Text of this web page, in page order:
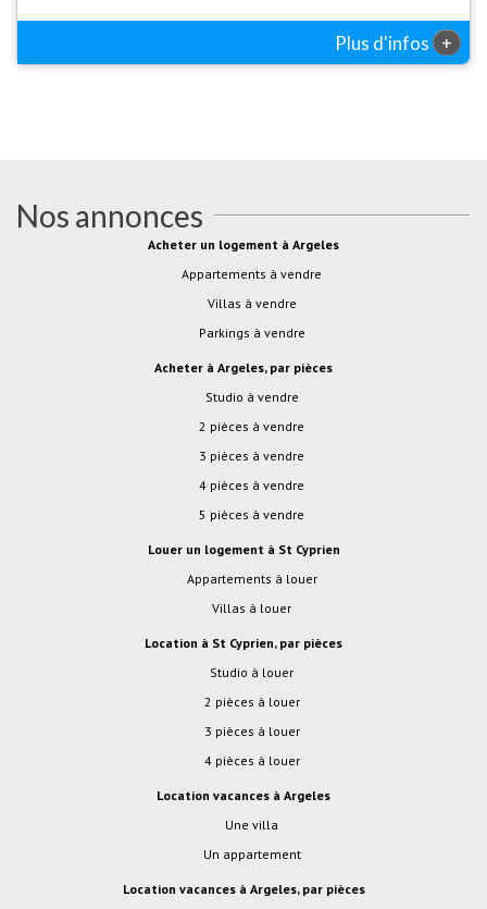
Plus d'infos +
Nos annonces
Acheter un logement à Argeles
Appartements à vendre
Villas à vendre
Parkings à vendre
Acheter à Argeles, par pièces
studio à vendre
2 pièces à vendre
3 pièces à vendre
4 pièces à vendre
5 pièces à vendre
Louer un logement à St Cyprien
Appartements à louer
Villas à louer
Location à St Cyprien, par pièces
studio à louer
2 pièces à louer
3 pièces à louer
4 pièces à louer
location vacances à Argeles
Une villa
Un appartement
location vacances à Argeles, par pièces